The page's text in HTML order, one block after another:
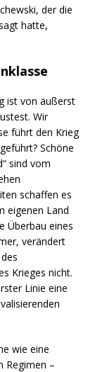
der die
hatte,
ist von äußerst
Wir
führt den Krieg
Schöne
sind vom
schaffen es
eigenen Land
Überbau eines
verändert
Krieges nicht.
Linie eine
wie eine
Regimen –